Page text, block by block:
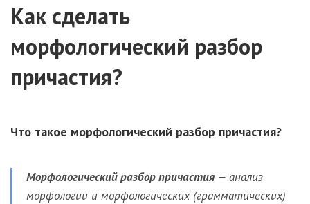
Как сделать
морфологический разбор
причастия?
Что такое морфологический разбор причастия?
Морфологический разбор причастия — анализ
морфологии и морфологических (грамматических)